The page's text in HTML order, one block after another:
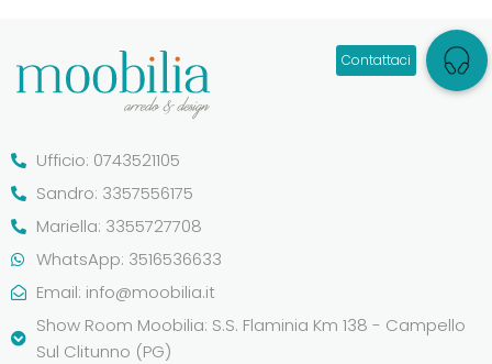
Ufficio: 0743521105
Sandro: 3357556175
Mariella: 3355727708
WhatsApp: 3516536633
Email: info@moobilia.it
Show Room Moobilia: S.S. Flaminia Km 138 - Campello
Sul Clitunno (PG)